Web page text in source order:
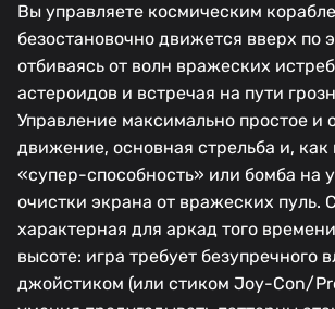
Вы управляете космическим
безостановочно движется вверх по
отбиваясь от волн вражеских
астероидов и встречая на пути
Управление максимально простое и
движение, основная стрельба и, как
«супер-способность» или бомба на
очистки экрана от вражеских пуль.
характерная для аркад того
высоте: игра требует безупречного
джойстиком (или стиком Joy-Con/